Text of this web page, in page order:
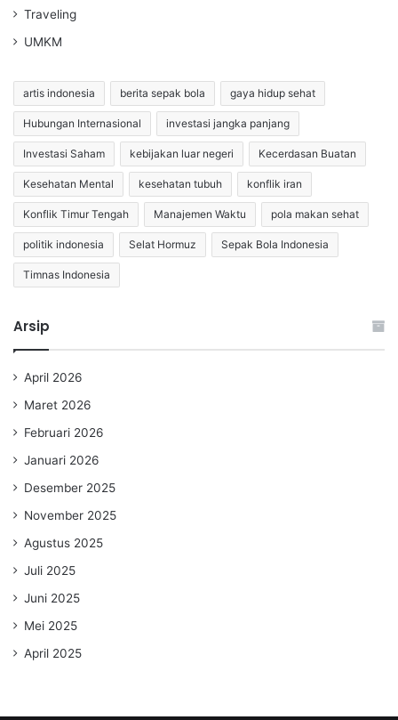
Traveling
UMKM
artis indonesia berita sepak bola gaya hidup sehat
Hubungan Internasional investasi jangka panjang
Investasi Saham kebijakan luar negeri Kecerdasan Buatan
Kesehatan Mental kesehatan tubuh konflik iran
Konflik Timur Tengah Manajemen Waktu pola makan sehat
politik indonesia Selat Hormuz Sepak Bola Indonesia
Timnas Indonesia
Arsip
April 2026
Maret 2026
Februari 2026
Januari 2026
Desember 2025
November 2025
Agustus 2025
Juli 2025
Juni 2025
Mei 2025
April 2025